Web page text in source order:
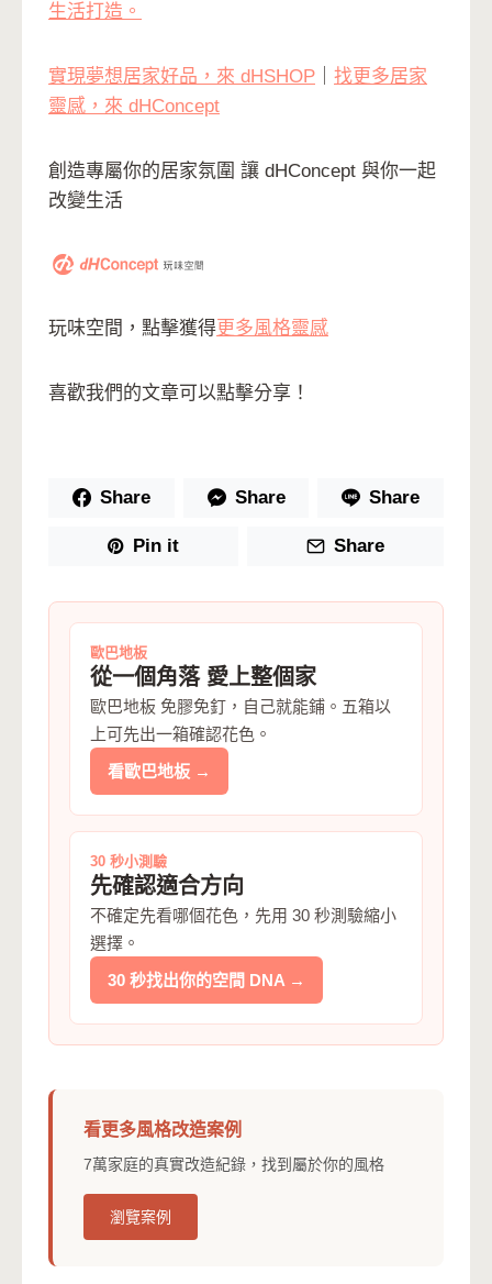
生活打造。
實現夢想居家好品，來 dHSHOP
找更多居家
靈感，來 dHConcept
創造專屬你的居家氛圍 讓 dHConcept 與你一起
改變生活
玩味空間，點擊獲得更多風格靈感
喜歡我們的文章可以點擊分享！
Share Share Share
Pin it Share
歐巴地板
從一個角落 愛上整個家
歐巴地板 免膠免釘，自己就能鋪。五箱以
上可先出一箱確認花色。
看歐巴地板 →
30 秒小測驗
先確認適合方向
不確定先看哪個花色，先用 30 秒測驗縮小
選擇。
30 秒找出你的空間 DNA →
看更多風格改造案例
7萬家庭的真實改造紀錄，找到屬於你的風格
瀏覽案例